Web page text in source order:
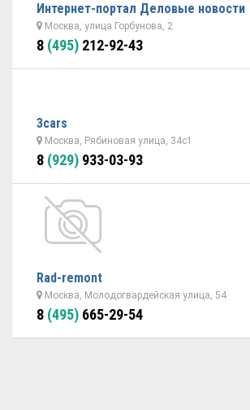
Интернет-портал Деловые новости
Москва, улица Горбунова, 2
8 (495) 212-92-43
3cars
Москва, Рябиновая улица, 34с1
8 (929) 933-03-93
Rad-remont
Москва, Молодогвардейская улица, 54
8 (495) 665-29-54